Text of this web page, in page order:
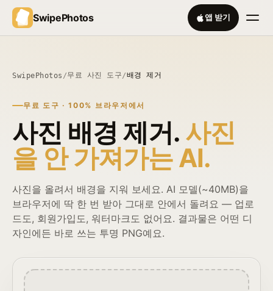
SwipePhotos 앱 받기
SwipePhotos /무료 사진 도구/배경 제거
무료 도구 · 100% 브라우저에서
사진 배경 제거. 사진
을 안 가져가는 AI.
사진을 올려서 배경을 지워 보세요. AI 모델(~40MB)을
브라우저에 딱 한 번 받아 그대로 안에서 돌려요 — 업로
드도, 회원가입도, 워터마크도 없어요. 결과물은 어떤 디
자인에든 바로 쓰는 투명 PNG예요.